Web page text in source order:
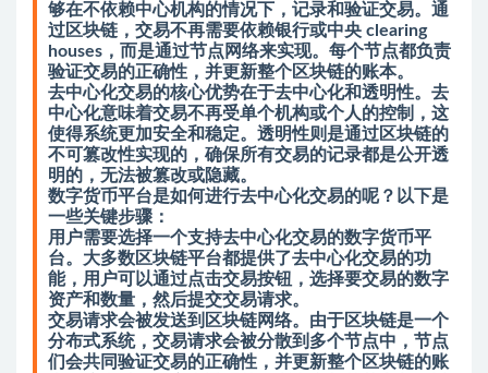
够在不依赖中心机构的情况下，记录和验证交易。通
过区块链，交易不再需要依赖银行或中央 clearing
houses，而是通过节点网络来实现。每个节点都负责
验证交易的正确性，并更新整个区块链的账本。
去中心化交易的核心优势在于去中心化和透明性。去
中心化意味着交易不再受单个机构或个人的控制，这
使得系统更加安全和稳定。透明性则是通过区块链的
不可篡改性实现的，确保所有交易的记录都是公开透
明的，无法被篡改或隐藏。
数字货币平台是如何进行去中心化交易的呢？以下是
一些关键步骤：
用户需要选择一个支持去中心化交易的数字货币平
台。大多数区块链平台都提供了去中心化交易的功
能，用户可以通过点击交易按钮，选择要交易的数字
资产和数量，然后提交交易请求。
交易请求会被发送到区块链网络。由于区块链是一个
分布式系统，交易请求会被分散到多个节点中，节点
们会共同验证交易的正确性，并更新整个区块链的账